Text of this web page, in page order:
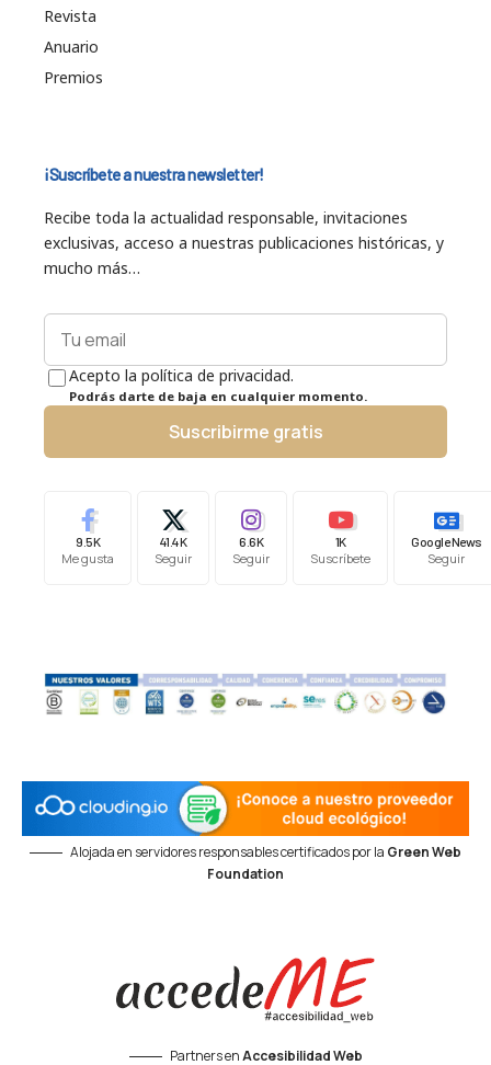
Revista
Anuario
Premios
¡Suscríbete a nuestra newsletter!
Recibe toda la actualidad responsable, invitaciones
exclusivas, acceso a nuestras publicaciones históricas, y
mucho más…
Acepto la política de privacidad.
Podrás darte de baja en cualquier momento.
Suscribirme gratis
9.5K
Me gusta
41.4K
Seguir
6.6K
Seguir
1K
Suscríbete
Google News
Seguir
Alojada en servidores responsables certificados por la Green Web
Foundation
Partners enAccesibilidad Web